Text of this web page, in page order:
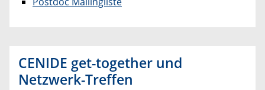
CENIDE get-together und
Netzwerk-Treffen